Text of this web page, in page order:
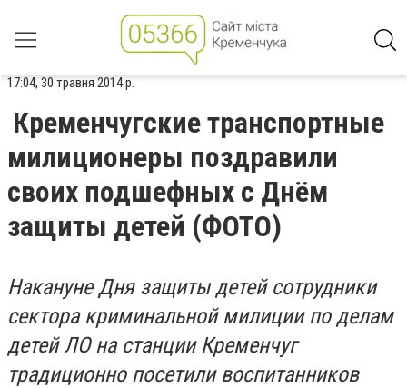
17:04, 30 травня 2014 р.
Кременчугские транспортные
милиционеры поздравили
своих подшефных с Днём
защиты детей (ФОТО)
Накануне Дня защиты детей сотрудники
сектора криминальной милиции по делам
детей ЛО на станции Кременчуг
традиционно посетили воспитанников